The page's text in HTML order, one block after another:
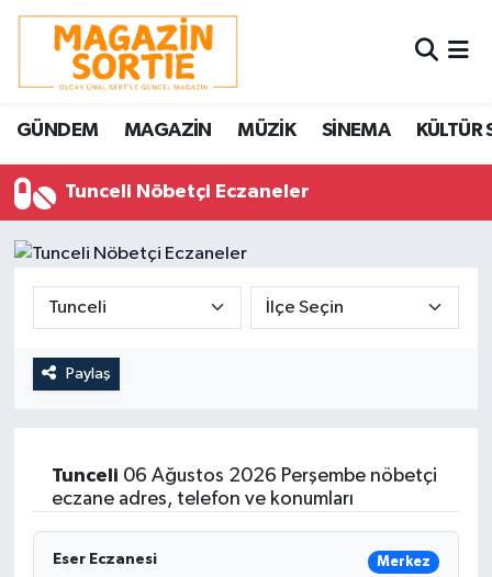
GÜNDEM MAGAZİN MÜZİK SİNEMA KÜLTÜR
Tunceli Nöbetçi Eczaneler
Paylaş
Tunceli 06 Ağustos 2026 Perşembe nöbetçi
eczane adres, telefon ve konumları
Eser Eczanesi Merkez
Nöbetçi Eczaneler
Hava Durumu
Trafik Durumu
Süper Lig Puan Durumu ve Fikstür
Tüm Manşetler
Son Dakika Haberleri